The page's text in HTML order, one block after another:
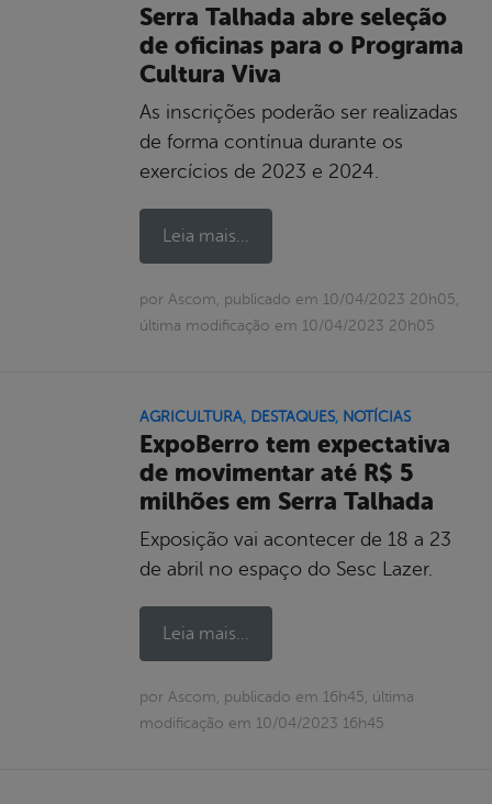
Serra Talhada abre seleção
de oficinas para o Programa
Cultura Viva
As inscrições poderão ser realizadas
de forma contínua durante os
exercícios de 2023 e 2024.
Leia mais...
por Ascom, publicado em 10/04/2023 20h05,
última modificação em 10/04/2023 20h05
AGRICULTURA, DESTAQUES, NOTÍCIAS
ExpoBerro tem expectativa
de movimentar até R$ 5
milhões em Serra Talhada
Exposição vai acontecer de 18 a 23
de abril no espaço do Sesc Lazer.
Leia mais...
por Ascom, publicado em 16h45, última
modificação em 10/04/2023 16h45